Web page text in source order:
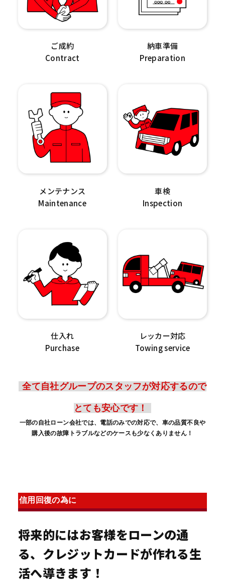
ご成約
Contract
納車準備
Preparation
メンテナンス
Maintenance
車検
Inspection
仕入れ
Purchase
レッカー対応
Towing service
全て自社グループのスタッフが対応するので
とても安心です！
一部の自社ローン会社では、電話のみでの対応で、車の品質不良や
購入後の故障トラブルなどのケースも少なくありません！
信用回復の為に
将来的にはお客様をローンの通
る、クレジットカードが作れる生
活へ導きます！